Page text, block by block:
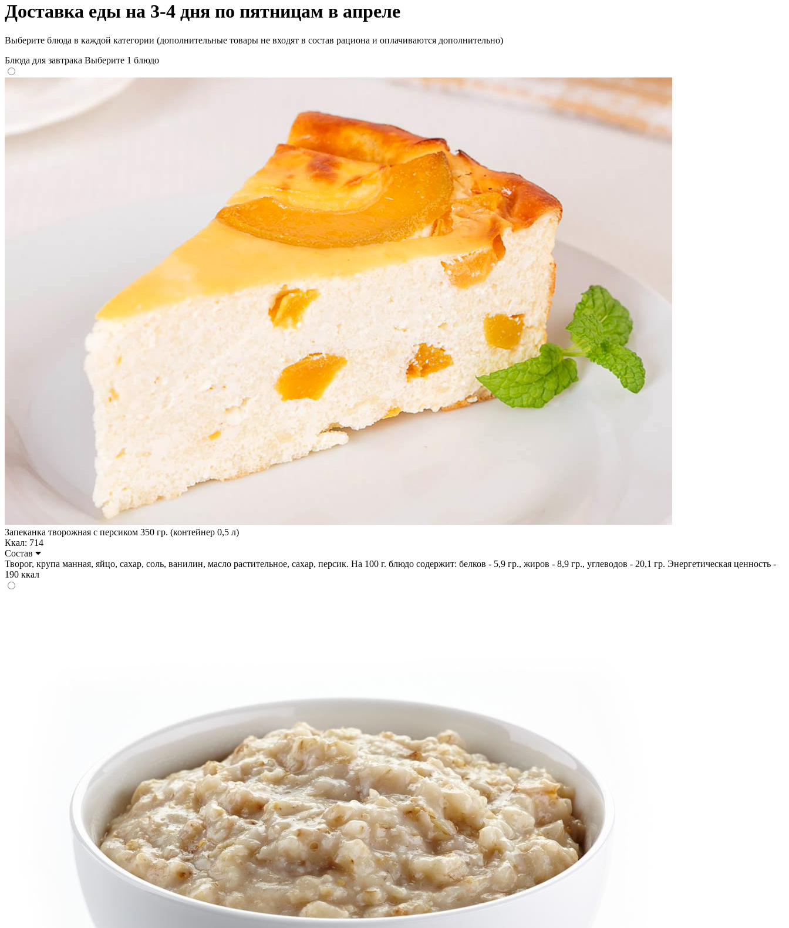
Доставка еды на 3-4 дня по пятницам в апреле
Выберите блюда в каждой категории (дополнительные товары не входят в состав рациона и оплачиваются дополнительно)
Блюда для завтрака Выберите 1 блюдо
Запеканка творожная с персиком 350 гр. (контейнер 0,5 л)
Ккал: 714
Состав
Творог, крупа манная, яйцо, сахар, соль, ванилин, масло растительное, сахар, персик. На 100 г. блюдо содержит: белков - 5,9 гр., жиров - 8,9 гр., углеводов - 20,1 гр. Энергетическая ценность -
190 ккал